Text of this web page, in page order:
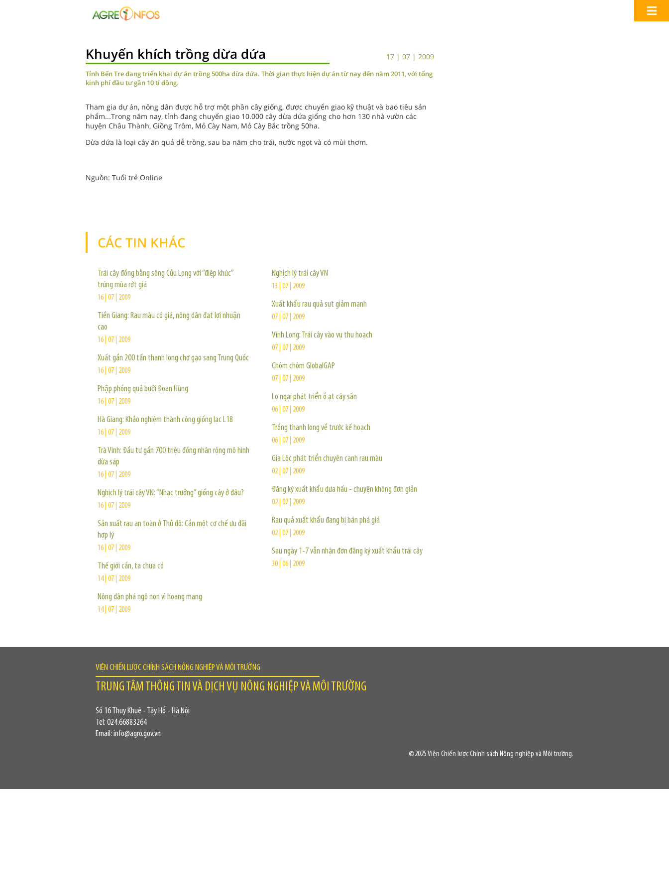
Khuyến khích trồng dừa dứa 17 | 07 | 2009
Tỉnh Bến Tre đang triển khai dự án trồng 500ha dừa dứa. Thời gian thực hiện dự án từ nay đến năm 2011, với tổng
kinh phí đầu tư gần 10 tỉ đồng.
Tham gia dự án, nông dân được hỗ trợ một phần cây giống, được chuyển giao kỹ thuật và bao tiêu sản
phẩm...Trong năm nay, tỉnh đang chuyển giao 10.000 cây dừa dứa giống cho hơn 130 nhà vườn các
huyện Châu Thành, Giồng Trôm, Mỏ Cày Nam, Mỏ Cày Bắc trồng 50ha.
Dừa dứa là loại cây ăn quả dễ trồng, sau ba năm cho trái, nước ngọt và có mùi thơm.
Nguồn: Tuổi trẻ Online
CÁC TIN KHÁC
Trái cây đồng bằng sông Cửu Long với “điệp khúc”
trúng mùa rớt giá
16 | 07 | 2009
Tiền Giang: Rau màu có giá, nông dân đạt lợi nhuận
cao
16 | 07 | 2009
Xuất gần 200 tấn thanh long chợ gạo sang Trung Quốc
16 | 07 | 2009
Phập phồng quả bưởi Đoan Hùng
16 | 07 | 2009
Hà Giang: Khảo nghiệm thành công giống lạc L18
16 | 07 | 2009
Trà Vinh: Đầu tư gần 700 triệu đồng nhân rộng mô hình
dừa sáp
16 | 07 | 2009
Nghịch lý trái cây VN: “Nhạc trưởng” giống cây ở đâu?
16 | 07 | 2009
Sản xuất rau an toàn ở Thủ đô: Cần một cơ chế ưu đãi
hợp lý
16 | 07 | 2009
Thế giới cần, ta chưa có
14 | 07 | 2009
Nông dân phá ngô non vì hoang mang
14 | 07 | 2009
Nghịch lý trái cây VN
13 | 07 | 2009
Xuất khẩu rau quả sụt giảm mạnh
07 | 07 | 2009
Vĩnh Long: Trái cây vào vụ thu hoạch
07 | 07 | 2009
Chôm chôm GlobalGAP
07 | 07 | 2009
Lo ngại phát triển ồ ạt cây sắn
06 | 07 | 2009
Trồng thanh long về trước kế hoạch
06 | 07 | 2009
Gia Lộc phát triển chuyên canh rau màu
02 | 07 | 2009
Đăng ký xuất khẩu dưa hấu - chuyện không đơn giản
02 | 07 | 2009
Rau quả xuất khẩu đang bị bán phá giá
02 | 07 | 2009
Sau ngày 1-7 vẫn nhận đơn đăng ký xuất khẩu trái cây
30 | 06 | 2009
VIỆN CHIẾN LƯỢC CHÍNH SÁCH NÔNG NGHIỆP VÀ MÔI TRƯỜNG
TRUNG TÂM THÔNG TIN VÀ DỊCH VỤ NÔNG NGHIỆP VÀ MÔI TRƯỜNG
Số 16 Thụy Khuê - Tây Hồ - Hà Nội
Tel: 024.66883264
Email: info@agro.gov.vn
©2025 Viện Chiến lược Chính sách Nông nghiệp và Môi trường.